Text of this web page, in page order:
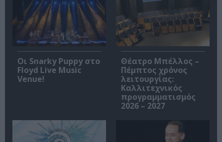
Οι Snarky Puppy στο
Floyd Live Music
Venue!
Θέατρο Μπέλλος –
Πέμπτος χρόνος
λειτουργίας:
Καλλιτεχνικός
προγραμματισμός
2026 – 2027